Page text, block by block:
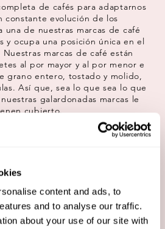
content and ads, to
and to analyse our traffic.
about your use of our site with
de cafés para adaptarnos
constante evolución de los
una de nuestras marcas de café
y ocupa una posición única en el
marcas de café están
al por mayor y al por menor e
grano entero, tostado y molido,
Así que, sea lo que sea lo que
galardonadas marcas le
cubierto.